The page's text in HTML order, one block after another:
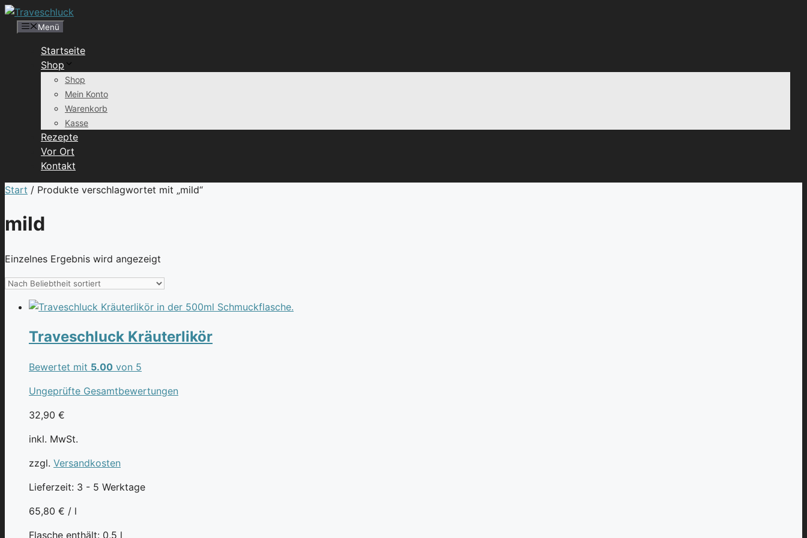
Zum
Inhalt
Menü
Startseite
Shop
Shop
Mein Konto
Warenkorb
Kasse
Rezepte
Vor Ort
Kontakt
Start / Produkte verschlagwortet mit „mild“
mild
Einzelnes Ergebnis wird angezeigt
Traveschluck Kräuterlikör
Bewertet mit 5.00 von 5
Ungeprüfte Gesamtbewertungen
32,90 €
inkl. MwSt.
zzgl. Versandkosten
Lieferzeit: 3 - 5 Werktage
65,80 € / l
Flasche enthält: 0,5 l